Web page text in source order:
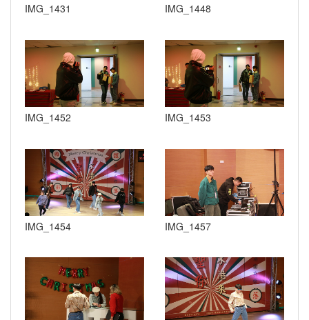
IMG_1431 IMG_1448
IMG_1452 IMG_1453
IMG_1454 IMG_1457